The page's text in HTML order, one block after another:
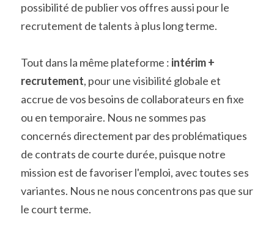
possibilité de publier vos offres aussi pour le
recrutement de talents à plus long terme.
Tout dans la même plateforme : intérim +
recrutement, pour une visibilité globale et
accrue de vos besoins de collaborateurs en fixe
ou en temporaire. Nous ne sommes pas
concernés directement par des problématiques
de contrats de courte durée, puisque notre
mission est de favoriser l'emploi, avec toutes ses
variantes. Nous ne nous concentrons pas que sur
le court terme.